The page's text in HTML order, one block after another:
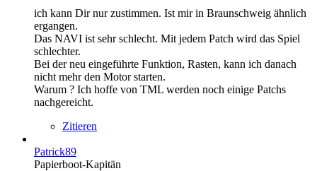
ich kann Dir nur zustimmen. Ist mir in Braunschweig ähnlich
ergangen.
Das NAVI ist sehr schlecht. Mit jedem Patch wird das Spiel
schlechter.
Bei der neu eingeführte Funktion, Rasten, kann ich danach
nicht mehr den Motor starten.
Warum ? Ich hoffe von TML werden noch einige Patchs
nachgereicht.
Zitieren
Patrick89
Papierboot-Kapitän